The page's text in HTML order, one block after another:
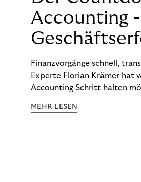
Accounting
Finanzvorgänge schnell,
Experte Florian Krämer hat
Accounting Schritt halten
MEHR LESEN